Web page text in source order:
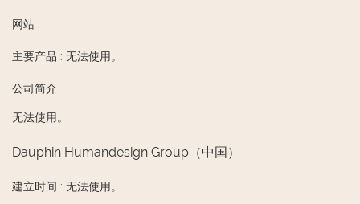
网站 :
主要产品 : 无法使用。
公司简介
无法使用。
Dauphin Humandesign Group（中国）
建立时间 : 无法使用。